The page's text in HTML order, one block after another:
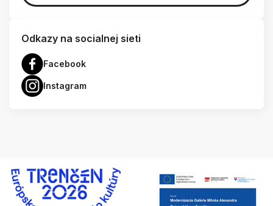
Odkazy na socialnej sieti
Facebook
Instagram